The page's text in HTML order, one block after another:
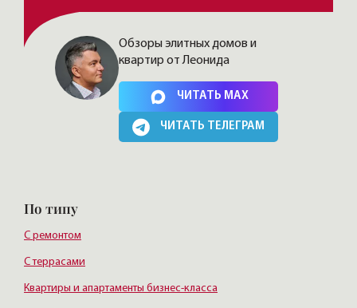
Нажимая на кнопку, Вы соглашаетесь cполитикой сайта
Обзоры элитных домов и
квартир от Леонида
ЧИТАТЬ MAX
ЧИТАТЬ ТЕЛЕГРАМ
По типу
С ремонтом
С террасами
Квартиры и апартаменты бизнес-класса